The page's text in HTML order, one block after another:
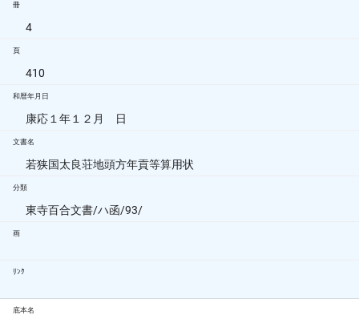
冊
4
頁
410
和暦年月日
康応１年１２月 日
文書名
若狭国太良荘地頭方年貢等算用状
分類
東寺百合文書/ハ函/93/
画
ﾘﾝｸ
底本名